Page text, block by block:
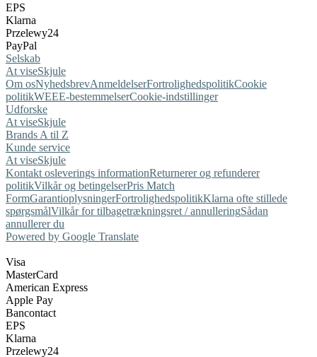
EPS
Klarna
Przelewy24
PayPal
Selskab
At viseSkjule
Om osNyhedsbrevAnmeldelserFortrolighedspolitikCookie
politikWEEE-bestemmelserCookie-indstillinger
Udforske
At viseSkjule
Brands A til Z
Kunde service
At viseSkjule
Kontakt osleverings informationReturnerer og refunderer
politikVilkår og betingelserPris Match
FormGarantioplysningerFortrolighedspolitikKlarna ofte stillede
spørgsmålVilkår for tilbagetrækningsret / annulleringSådan
annullerer du
Powered by Google Translate
Visa
MasterCard
American Express
Apple Pay
Bancontact
EPS
Klarna
Przelewy24